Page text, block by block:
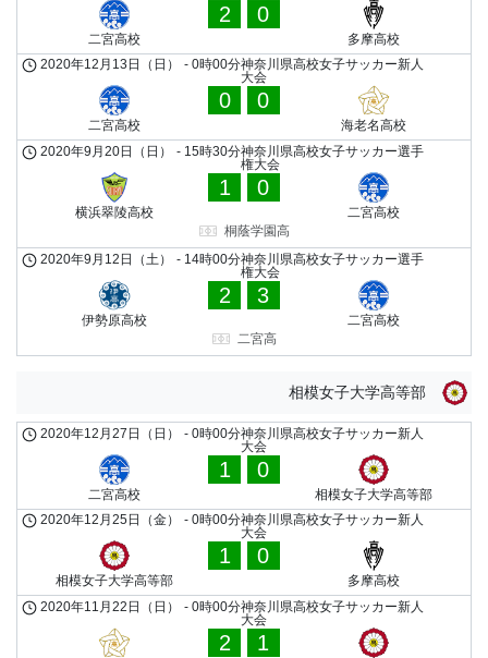
二宮高校
2 0
多摩高校
神奈川県高校女子サッカー新人
大会
2020年12月13日（日） - 0時00分
二宮高校
0 0
海老名高校
神奈川県高校女子サッカー選手
権大会
2020年9月20日（日） - 15時30分
横浜翠陵高校
1 0
二宮高校
桐蔭学園高
神奈川県高校女子サッカー選手
権大会
2020年9月12日（土） - 14時00分
伊勢原高校
2 3
二宮高校
二宮高
相模女子大学高等部
神奈川県高校女子サッカー新人
大会
2020年12月27日（日） - 0時00分
二宮高校
1 0
相模女子大学高等部
神奈川県高校女子サッカー新人
大会
2020年12月25日（金） - 0時00分
相模女子大学高等部
1 0
多摩高校
神奈川県高校女子サッカー新人
大会
2020年11月22日（日） - 0時00分
2 1